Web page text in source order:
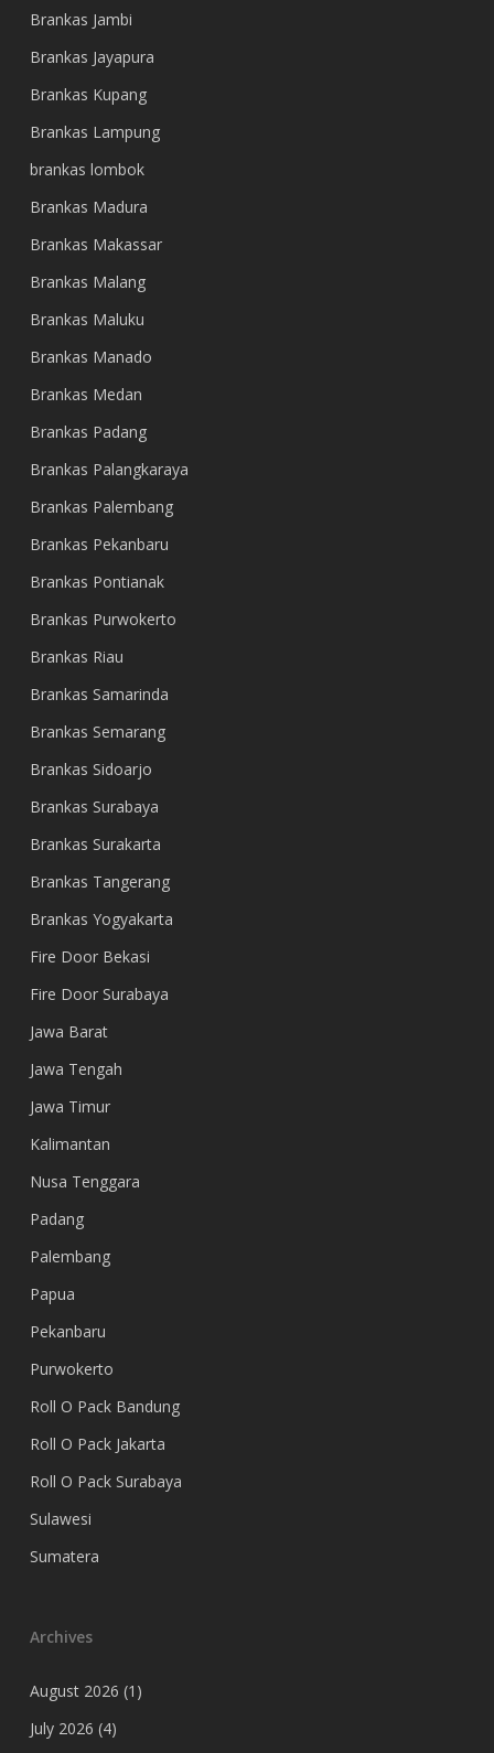
Brankas Jambi
Brankas Jayapura
Brankas Kupang
Brankas Lampung
brankas lombok
Brankas Madura
Brankas Makassar
Brankas Malang
Brankas Maluku
Brankas Manado
Brankas Medan
Brankas Padang
Brankas Palangkaraya
Brankas Palembang
Brankas Pekanbaru
Brankas Pontianak
Brankas Purwokerto
Brankas Riau
Brankas Samarinda
Brankas Semarang
Brankas Sidoarjo
Brankas Surabaya
Brankas Surakarta
Brankas Tangerang
Brankas Yogyakarta
Fire Door Bekasi
Fire Door Surabaya
Jawa Barat
Jawa Tengah
Jawa Timur
Kalimantan
Nusa Tenggara
Padang
Palembang
Papua
Pekanbaru
Purwokerto
Roll O Pack Bandung
Roll O Pack Jakarta
Roll O Pack Surabaya
Sulawesi
Sumatera
Archives
August 2026 (1)
July 2026 (4)